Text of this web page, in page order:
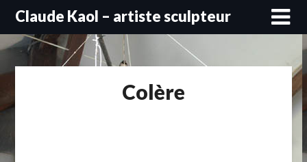
Skip
content
Claude Kaol – artiste sculpteur
Colère